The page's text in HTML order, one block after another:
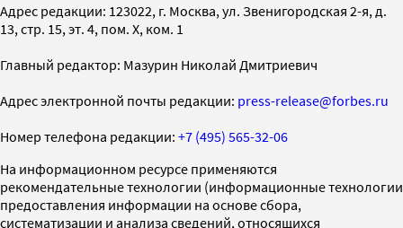
Адрес редакции: 123022, г. Москва, ул. Звенигородская 2-я, д.
13, стр. 15, эт. 4, пом. X, ком. 1
Главный редактор: Мазурин Николай Дмитриевич
Адрес электронной почты редакции: press-release@forbes.ru
Номер телефона редакции: +7 (495) 565-32-06
На информационном ресурсе применяются
рекомендательные технологии (информационные технологии
предоставления информации на основе сбора,
систематизации и анализа сведений, относящихся